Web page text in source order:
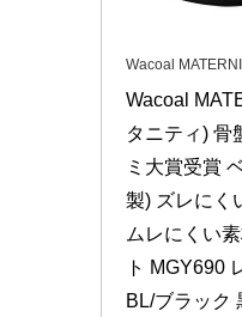
Wacoal
Wacoal
タニティ) 骨
ミ大賞受賞
製) ズレにく
ムレにくい
ト MGY690
BL/ブラック